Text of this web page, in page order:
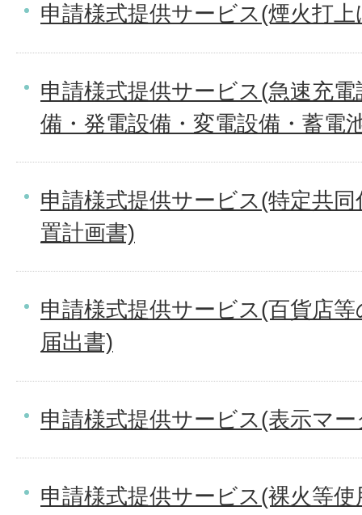
申請様式提供サービス(煙火打
申請様式提供サービス(急速充
備・発電設備・変電設備・蓄電
申請様式提供サービス(特定共
置計画書)
申請様式提供サービス(百貨店
届出書)
申請様式提供サービス(表示マ
申請様式提供サービス(裸火等